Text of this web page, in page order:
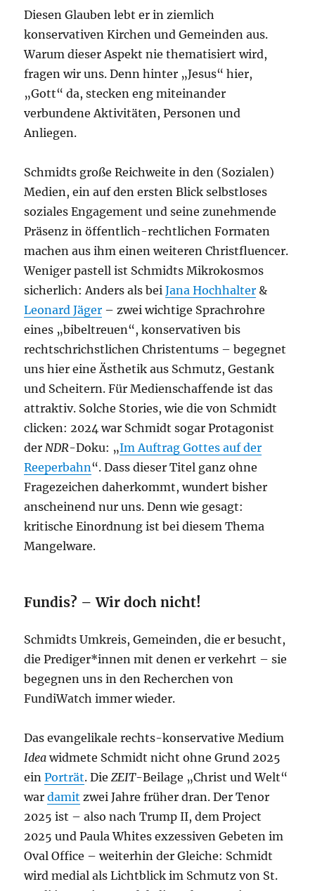
Diesen Glauben lebt er in ziemlich
konservativen Kirchen und Gemeinden aus.
Warum dieser Aspekt nie thematisiert wird,
fragen wir uns. Denn hinter „Jesus“ hier,
„Gott“ da, stecken eng miteinander
verbundene Aktivitäten, Personen und
Anliegen.
Schmidts große Reichweite in den (Sozialen)
Medien, ein auf den ersten Blick selbstloses
soziales Engagement und seine zunehmende
Präsenz in öffentlich-rechtlichen Formaten
machen aus ihm einen weiteren Christfluencer.
Weniger pastell ist Schmidts Mikrokosmos
sicherlich: Anders als beiJana Hochhalter &
Leonard Jäger – zwei wichtige Sprachrohre
eines „bibeltreuen“, konservativen bis
rechtschrichstlichen Christentums – begegnet
uns hier eine Ästhetik aus Schmutz, Gestank
und Scheitern. Für Medienschaffende ist das
attraktiv. Solche Stories, wie die von Schmidt
clicken: 2024 war Schmidt sogar Protagonist
der NDR-Doku: „Im Auftrag Gottes auf der
Reeperbahn“. Dass dieser Titel ganz ohne
Fragezeichen daherkommt, wundert bisher
anscheinend nur uns. Denn wie gesagt:
kritische Einordnung ist bei diesem Thema
Mangelware.
Fundis? – Wir doch nicht!
Schmidts Umkreis, Gemeinden, die er besucht,
die Prediger*innen mit denen er verkehrt – sie
begegnen uns in den Recherchen von
FundiWatch immer wieder.
Das evangelikale rechts-konservative Medium
Idea widmete Schmidt nicht ohne Grund 2025
einPorträt. DieZEIT-Beilage „Christ und Welt“
wardamit zwei Jahre früher dran. Der Tenor
2025 ist – also nach Trump II, dem Project
2025 und Paula Whites exzessiven Gebeten im
Oval Office – weiterhin der Gleiche: Schmidt
wird medial als Lichtblick im Schmutz von St.